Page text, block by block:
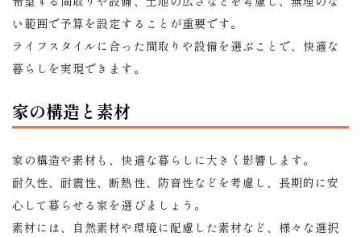
い範囲で予算を設定することが重要です。
ライフスタイルに合った間取りや設備を選ぶことで、快適な
暮らしを実現できます。
家の構造と素材
家の構造や素材も、快適な暮らしに大きく影響します。
耐久性、耐震性、断熱性、防音性などを考慮し、長期的に安
心して暮らせる家を選びましょう。
素材には、自然素材や環境に配慮した素材など、様々な選択